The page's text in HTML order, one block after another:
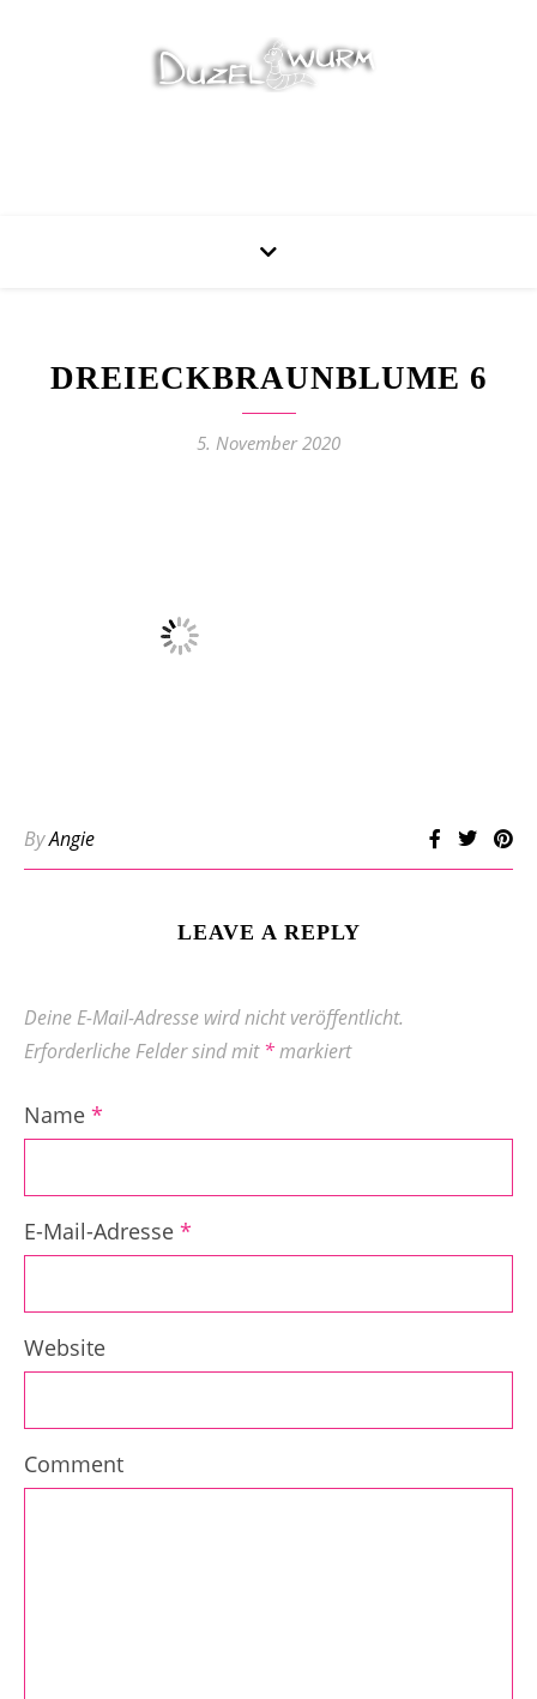
DREIECKBRAUNBLUME 6
5. November 2020
ByAngie
LEAVE A REPLY
Deine E-Mail-Adresse wird nicht veröffentlicht.
Erforderliche Felder sind mit*markiert
Name *
E-Mail-Adresse *
Website
Comment